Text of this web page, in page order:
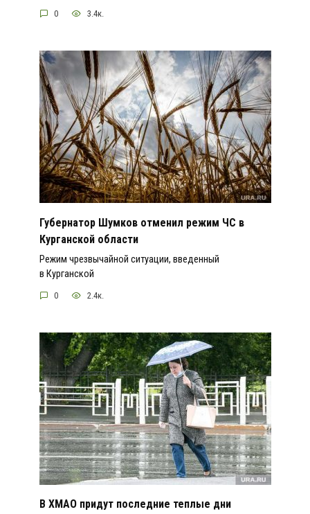
0 3.4к.
Губернатор Шумков отменил режим ЧС в
Курганской области
Режим чрезвычайной ситуации, введенный
в Курганской
0 2.4к.
В ХМАО придут последние теплые дни